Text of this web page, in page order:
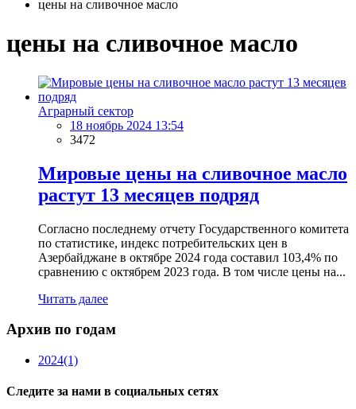
цены на сливочное масло
цены на сливочное масло
Аграрный сектор
18 ноябрь 2024 13:54
3472
Мировые цены на сливочное масло
растут 13 месяцев подряд
Согласно последнему отчету Государственного комитета
по статистике, индекс потребительских цен в
Азербайджане в октябре 2024 года составил 103,4% по
сравнению с октябрем 2023 года. В том числе цены на...
Читать далее
Архив по годам
2024(1)
Следите за нами в социальных сетях